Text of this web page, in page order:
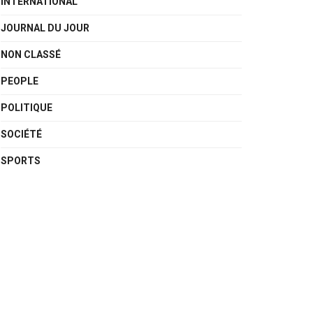
JOURNAL DU JOUR
NON CLASSÉ
PEOPLE
POLITIQUE
SOCIÉTÉ
SPORTS